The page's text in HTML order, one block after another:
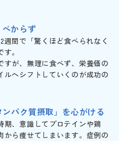
からず
間で「驚くほど食べられなく
。
すが、無理に食べず、栄養価の
へシフトしていくのが成功の
パク質摂取」を心がける
期、意識してプロテインや鶏
から痩せてしまいます。症例の